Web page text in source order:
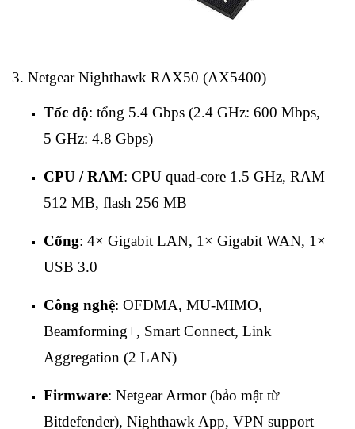
3. Netgear Nighthawk RAX50 (AX5400)
Tốc độ: tổng 5.4 Gbps (2.4 GHz: 600 Mbps,
5 GHz: 4.8 Gbps)
CPU / RAM: CPU quad‑core 1.5 GHz, RAM
512 MB, flash 256 MB
Cổng: 4× Gigabit LAN, 1× Gigabit WAN, 1×
USB 3.0
Công nghệ: OFDMA, MU‑MIMO,
Beamforming+, Smart Connect, Link
Aggregation (2 LAN)
Firmware: Netgear Armor (bảo mật từ
Bitdefender), Nighthawk App, VPN support